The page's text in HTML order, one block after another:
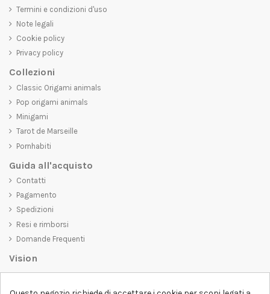
Termini e condizioni d'uso
Note legali
Cookie policy
Privacy policy
Collezioni
Classic Origami animals
Pop origami animals
Minigami
Tarot de Marseille
Pornhabiti
Guida all'acquisto
Contatti
Pagamento
Spedizioni
Resi e rimborsi
Domande Frequenti
Vision